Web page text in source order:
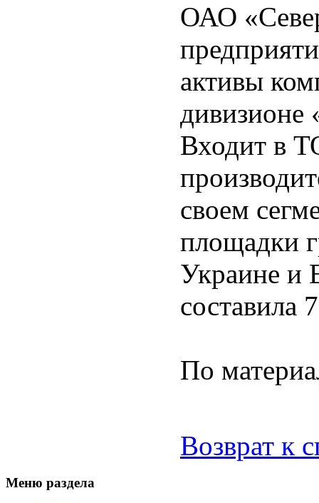
ОАО
активы
дивизионе
Входит в
своем
площадки
Украине и
По
Возврат к
Меню раздела